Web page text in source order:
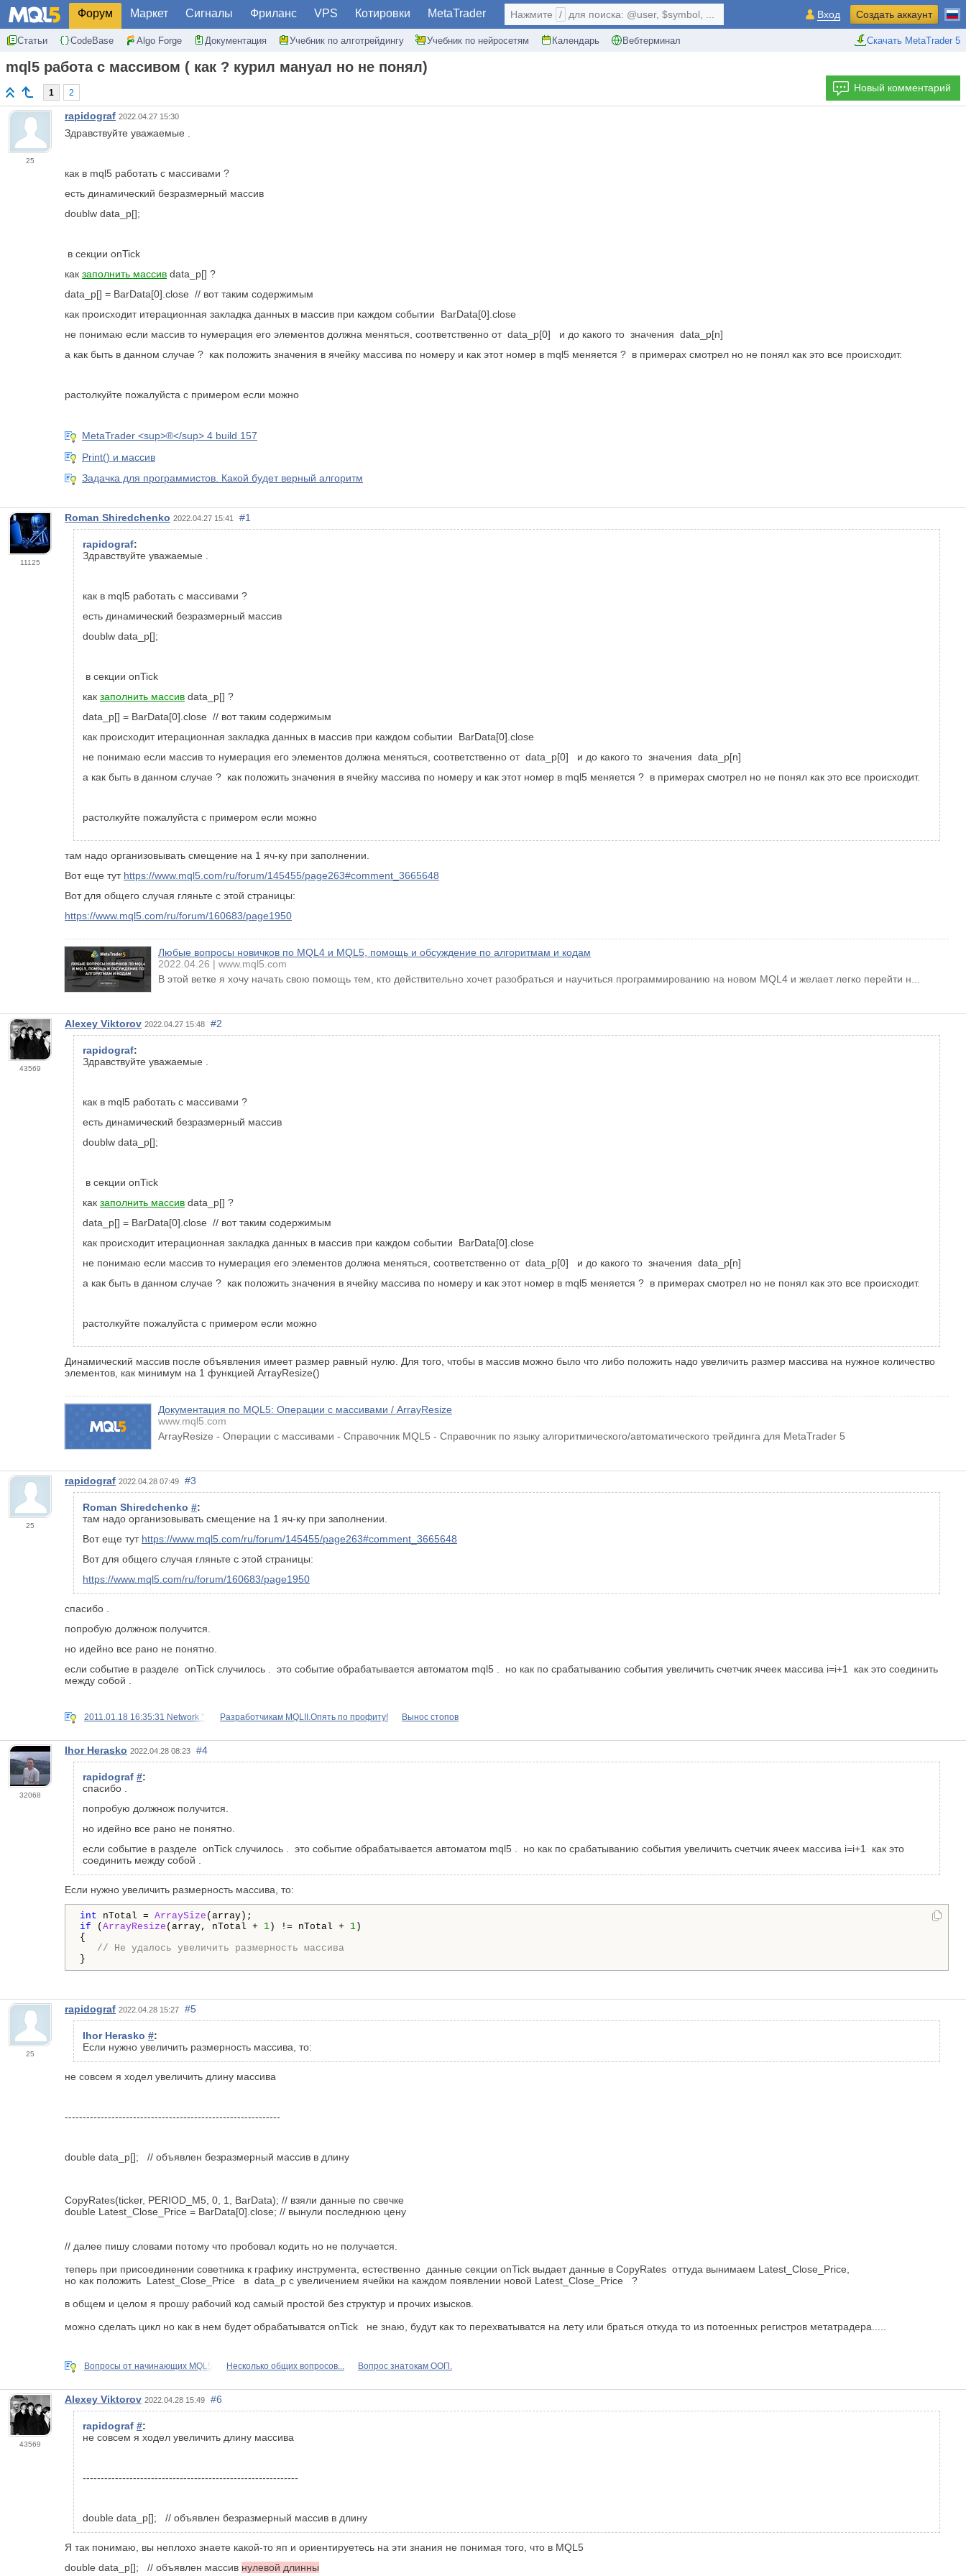
Форум Маркет Сигналы Фриланс VPS Котировки MetaTrader
Статьи CodeBase Algo Forge Документация Учебник по алготрейдингу Учебник по нейросетям Календарь Вебтерминал Скачать MetaTrader 5
Нажмите / для поиска: @user, $symbol, ... Вход Создать аккаунт
mql5 работа с массивом ( как ? курил мануал но не понял)
1 2 Новый комментарий
25
rapidograf 2022.04.27 15:30
Здравствуйте уважаемые .
как в mql5 работать с массивами ?
есть динамический безразмерный массив
doublw data_p[];
в секции onTick
как заполнить массив data_p[] ?
data_p[] = BarData[0].close // вот таким содержимым
как происходит итерационная закладка данных в массив при каждом событии BarData[0].close
не понимаю если массив то нумерация его элементов должна меняться, соответственно от data_p[0] и до какого то значения data_p[n]
а как быть в данном случае ? как положить значения в ячейку массива по номеру и как этот номер в mql5 меняется ? в примерах смотрел но не понял как это все происходит.
растолкуйте пожалуйста с примером если можно
MetaTrader <sup>®</sup> 4 build 157
Print() и массив
Задачка для программистов. Какой будет верный алгоритм
11125
Roman Shiredchenko 2022.04.27 15:41 #1
rapidograf:
Здравствуйте уважаемые .
как в mql5 работать с массивами ?
есть динамический безразмерный массив
doublw data_p[];
в секции onTick
как заполнить массив data_p[] ?
data_p[] = BarData[0].close // вот таким содержимым
как происходит итерационная закладка данных в массив при каждом событии BarData[0].close
не понимаю если массив то нумерация его элементов должна меняться, соответственно от data_p[0] и до какого то значения data_p[n]
а как быть в данном случае ? как положить значения в ячейку массива по номеру и как этот номер в mql5 меняется ? в примерах смотрел но не понял как это все происходит.
растолкуйте пожалуйста с примером если можно
там надо организовывать смещение на 1 яч-ку при заполнении.
Вот еще тут https://www.mql5.com/ru/forum/145455/page263#comment_3665648
Вот для общего случая гляньте с этой страницы:
https://www.mql5.com/ru/forum/160683/page1950
Любые вопросы новичков по MQL4 и MQL5, помощь и обсуждение по алгоритмам и кодам
2022.04.26
www.mql5.com
В этой ветке я хочу начать свою помощь тем, кто действительно хочет разобраться и научиться программированию на новом MQL4 и желает легко перейти н...
43569
Alexey Viktorov 2022.04.27 15:48 #2
rapidograf:
Здравствуйте уважаемые .
как в mql5 работать с массивами ?
есть динамический безразмерный массив
doublw data_p[];
в секции onTick
как заполнить массив data_p[] ?
data_p[] = BarData[0].close // вот таким содержимым
как происходит итерационная закладка данных в массив при каждом событии BarData[0].close
не понимаю если массив то нумерация его элементов должна меняться, соответственно от data_p[0] и до какого то значения data_p[n]
а как быть в данном случае ? как положить значения в ячейку массива по номеру и как этот номер в mql5 меняется ? в примерах смотрел но не понял как это все происходит.
растолкуйте пожалуйста с примером если можно
Динамический массив после объявления имеет размер равный нулю. Для того, чтобы в массив можно было что либо положить надо увеличить размер массива на нужное количество
элементов, как минимум на 1 функцией ArrayResize()
Документация по MQL5: Операции с массивами / ArrayResize
www.mql5.com
ArrayResize - Операции с массивами - Справочник MQL5 - Справочник по языку алгоритмического/автоматического трейдинга для MetaTrader 5
25
rapidograf 2022.04.28 07:49 #3
Roman Shiredchenko #:
там надо организовывать смещение на 1 яч-ку при заполнении.
Вот еще тут https://www.mql5.com/ru/forum/145455/page263#comment_3665648
Вот для общего случая гляньте с этой страницы:
https://www.mql5.com/ru/forum/160683/page1950
спасибо .
попробую должнож получится.
но идейно все рано не понятно.
если событие в разделе onTick случилось . это событие обрабатывается автоматом mql5 . но как по срабатыванию события увеличить счетчик ячеек массива i=i+1 как это соединить
между собой .
2011.01.18 16:35:31 Network '': Разработчикам MQLII.Опять по профиту! Вынос стопов
32068
Ihor Herasko 2022.04.28 08:23 #4
rapidograf #:
спасибо .
попробую должнож получится.
но идейно все рано не понятно.
если событие в разделе onTick случилось . это событие обрабатывается автоматом mql5 . но как по срабатыванию события увеличить счетчик ячеек массива i=i+1 как это
соединить между собой .
Если нужно увеличить размерность массива, то:
int nTotal = ArraySize
if (ArrayResize (array, nTotal + 1) != nTotal + 1)
{
// Не удалось увеличить размерность массива
}
25
rapidograf 2022.04.28 15:27 #5
Ihor Herasko #:
Если нужно увеличить размерность массива, то:
не совсем я ходел увеличить длину массива
------------------------------------------------------------
double data_p[]; // объявлен безразмерный массив в длину
CopyRates(ticker, PERIOD_M5, 0, 1, BarData); // взяли данные по свечке
double Latest_Close_Price = BarData[0].close; // вынули последнюю цену
// далее пишу словами потому что пробовал кодить но не получается.
теперь при присоединении советника к графику инструмента, естественно данные секции onTick выдает данные в CopyRates оттуда вынимаем Latest_Close_Price,
но как положить Latest_Close_Price в data_p с увеличением ячейки на каждом появлении новой Latest_Close_Price ?
в общем и целом я прошу рабочий код самый простой без структур и прочих изысков.
можно сделать цикл но как в нем будет обрабатыватся onTick не знаю, будут как то перехватыватся на лету или браться откуда то из потоенных регистров метатрадера.....
Вопросы от начинающих MQL5 Несколько общих вопросов... Вопрос знатокам ООП.
43569
Alexey Viktorov 2022.04.28 15:49 #6
rapidograf #:
не совсем я ходел увеличить длину массива
------------------------------------------------------------
double data_p[]; // объявлен безразмерный массив в длину
Я так понимаю, вы неплохо знаете какой-то яп и ориентируетесь на эти знания не понимая того, что в MQL5
double data_p[]; // объявлен массив нулевой длинны